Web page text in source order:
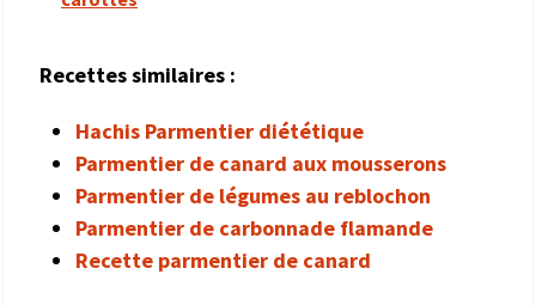
Recettes similaires :
Hachis Parmentier diététique
Parmentier de canard aux mousserons
Parmentier de légumes au reblochon
Parmentier de carbonnade flamande
Recette parmentier de canard